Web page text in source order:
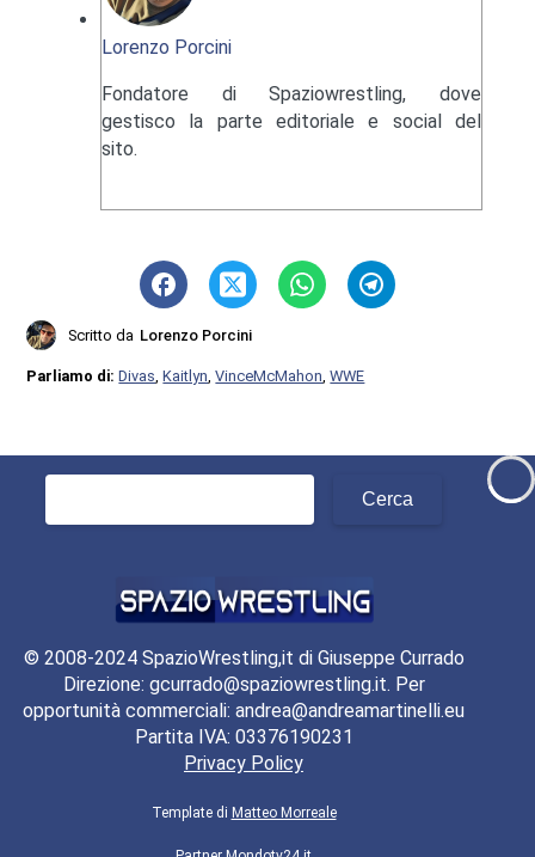
Lorenzo Porcini
Fondatore di Spaziowrestling, dove
gestisco la parte editoriale e social del
sito.
Scritto da Lorenzo Porcini
Parliamo di:Divas,Kaitlyn,VinceMcMahon,WWE
Ricerca
© 2008-2024 SpazioWrestling,it di Giuseppe Currado
Direzione: gcurrado@spaziowrestling.it. Per
opportunità commerciali: andrea@andreamartinelli.eu
Partita IVA: 03376190231
Privacy Policy
Template di Matteo Morreale